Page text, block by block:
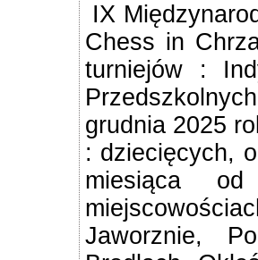
IX
Chess in
turniejów :
grudnia 2025
: dziecięcych,
miesiąca
Jaworznie,